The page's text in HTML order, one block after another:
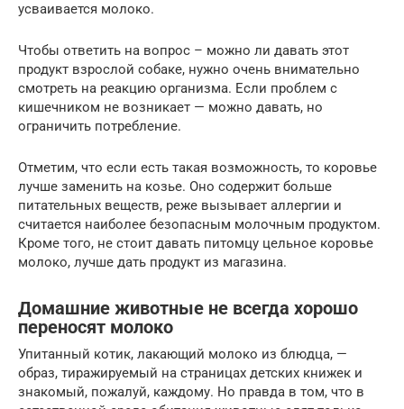
усваивается молоко.
Чтобы ответить на вопрос – можно ли давать этот
продукт взрослой собаке, нужно очень внимательно
смотреть на реакцию организма. Если проблем с
кишечником не возникает — можно давать, но
ограничить потребление.
Отметим, что если есть такая возможность, то коровье
лучше заменить на козье. Оно содержит больше
питательных веществ, реже вызывает аллергии и
считается наиболее безопасным молочным продуктом.
Кроме того, не стоит давать питомцу цельное коровье
молоко, лучше дать продукт из магазина.
Домашние животные не всегда хорошо
переносят молоко
Упитанный котик, лакающий молоко из блюдца, —
образ, тиражируемый на страницах детских книжек и
знакомый, пожалуй, каждому. Но правда в том, что в